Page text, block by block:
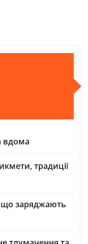
вдома
традиції
що заряджають